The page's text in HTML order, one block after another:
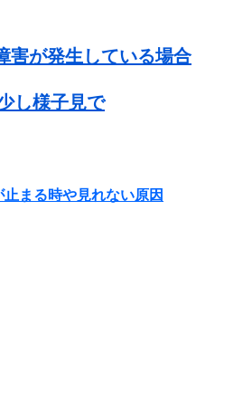
害が発生している場合
し様子見で
まる時や見れない原因